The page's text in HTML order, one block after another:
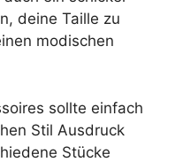
deine Taille zu
modischen
sollte einfach
Stil Ausdruck
Stücke